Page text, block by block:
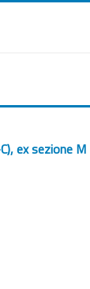
ex sezione M